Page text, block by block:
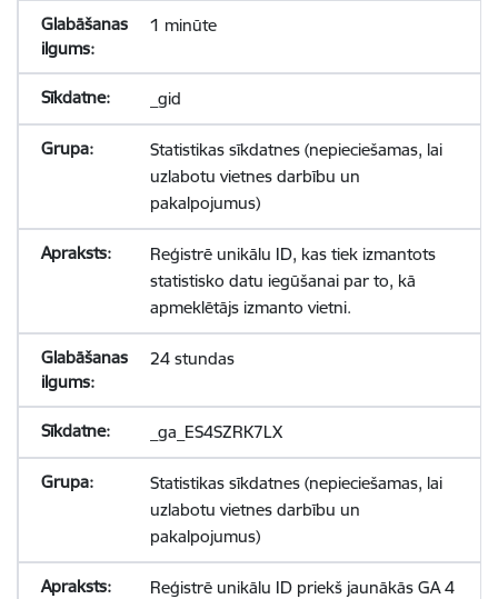
1 minūte
_gid
Statistikas sīkdatnes (nepieciešamas, lai
uzlabotu vietnes darbību un
pakalpojumus)
Reģistrē unikālu ID, kas tiek izmantots
statistisko datu iegūšanai par to, kā
apmeklētājs izmanto vietni.
24 stundas
_ga_ES4SZRK7LX
Statistikas sīkdatnes (nepieciešamas, lai
uzlabotu vietnes darbību un
pakalpojumus)
Reģistrē unikālu ID priekš jaunākās GA 4